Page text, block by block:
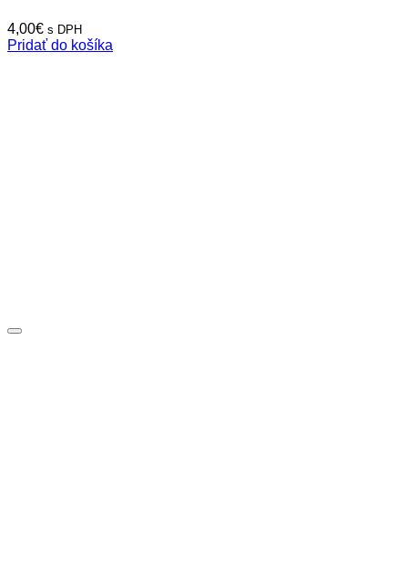
4,00€ s DPH
Pridať do košíka